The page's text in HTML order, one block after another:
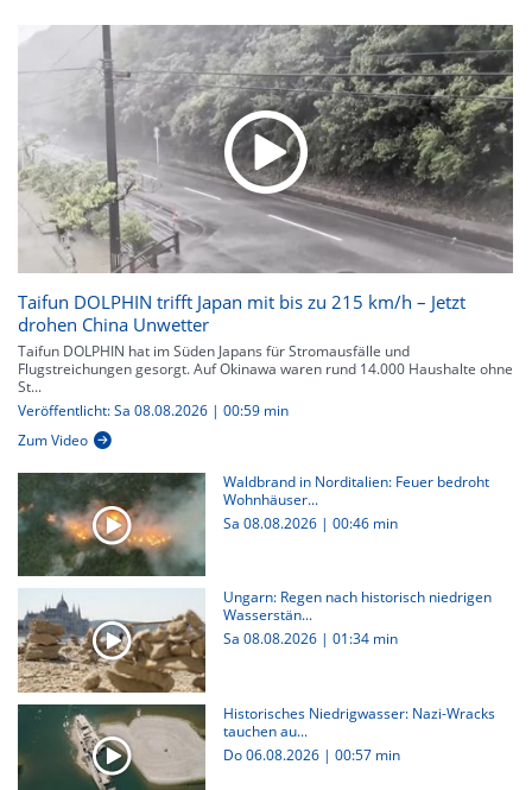
Taifun DOLPHIN trifft Japan mit bis zu 215 km/h – Jetzt
drohen China Unwetter
Taifun DOLPHIN hat im Süden Japans für Stromausfälle und
Flugstreichungen gesorgt. Auf Okinawa waren rund 14.000 Haushalte ohne
St...
Veröffentlicht: Sa 08.08.2026 | 00:59 min
Zum Video
Waldbrand in Norditalien: Feuer bedroht
Wohnhäuser...
Sa 08.08.2026 | 00:46 min
Ungarn: Regen nach historisch niedrigen
Wasserstän...
Sa 08.08.2026 | 01:34 min
Historisches Niedrigwasser: Nazi-Wracks
tauchen au...
Do 06.08.2026 | 00:57 min